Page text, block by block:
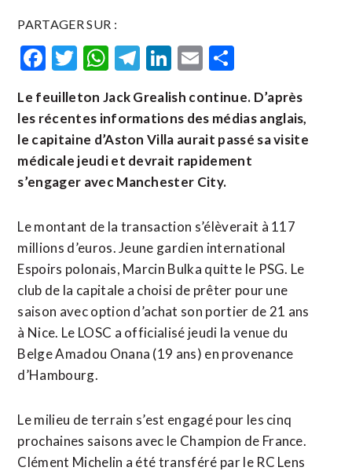
PARTAGER SUR :
Facebook
Twitter
WhatsApp
Telegram
LinkedIn
Email
Le feuilleton Jack Grealish continue. D’après
les récentes informations des médias anglais,
le capitaine d’Aston Villa aurait passé sa visite
médicale jeudi et devrait rapidement
s’engager avec Manchester City.
Le montant de la transaction s’élèverait à 117
millions d’euros. Jeune gardien international
Espoirs polonais, Marcin Bulka quitte le PSG. Le
club de la capitale a choisi de prêter pour une
saison avec option d’achat son portier de 21 ans
à Nice. Le LOSC a officialisé jeudi la venue du
Belge Amadou Onana (19 ans) en provenance
d’Hambourg.
Le milieu de terrain s’est engagé pour les cinq
prochaines saisons avec le Champion de France.
Clément Michelin a été transféré par le RC Lens